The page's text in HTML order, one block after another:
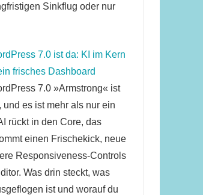
Sinkflug oder nur
7.0 ist da: KI im Kern
frisches Dashboard
7.0 »Armstrong« ist
und es ist mehr als nur ein
rückt in den Core, das
einen Frischekick, neue
Responsiveness-Controls
Was drin steckt, was
ist und worauf du